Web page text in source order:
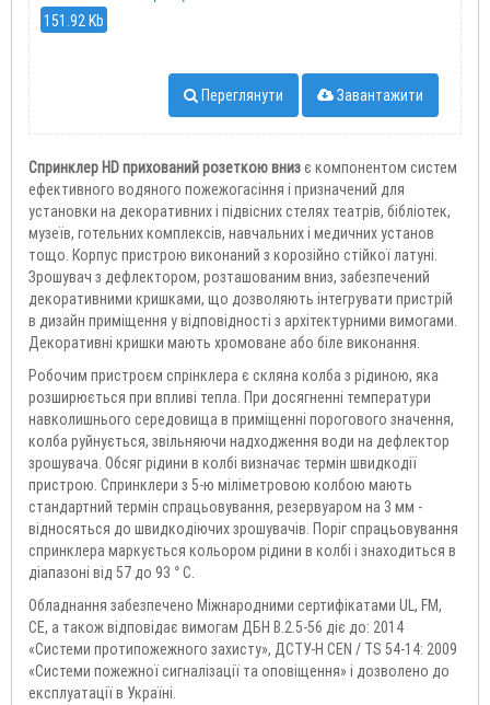
151.92 Kb
Переглянути Завантажити
Спринклер HD прихований розеткою внизє компонентом систем
ефективного водяного пожежогасіння і призначений для
установки на декоративних і підвісних стелях театрів, бібліотек,
музеїв, готельних комплексів, навчальних і медичних установ
тощо. Корпус пристрою виконаний з корозійно стійкої латуні.
Зрошувач з дефлектором, розташованим вниз, забезпечений
декоративними кришками, що дозволяють інтегрувати пристрій
в дизайн приміщення у відповідності з архітектурними вимогами.
Декоративні кришки мають хромоване або біле виконання.
Робочим пристроєм спрінклера є скляна колба з рідиною, яка
розширюється при впливі тепла. При досягненні температури
навколишнього середовища в приміщенні порогового значення,
колба руйнується, звільняючи надходження води на дефлектор
зрошувача. Обсяг рідини в колбі визначає термін швидкодії
пристрою. Спринклери з 5-ю міліметровою колбою мають
стандартний термін спрацьовування, резервуаром на 3 мм -
відносяться до швидкодіючих зрошувачів. Поріг спрацьовування
спринклера маркується кольором рідини в колбі і знаходиться в
діапазоні від 57 до 93 ° C.
Обладнання забезпечено Міжнародними сертифікатами UL, FM,
CE, а також відповідає вимогам ДБН В.2.5-56 діє до: 2014
«Системи протипожежного захисту», ДСТУ-Н CEN / TS 54-14: 2009
«Системи пожежної сигналізації та оповіщення» і дозволено до
експлуатації в Україні.